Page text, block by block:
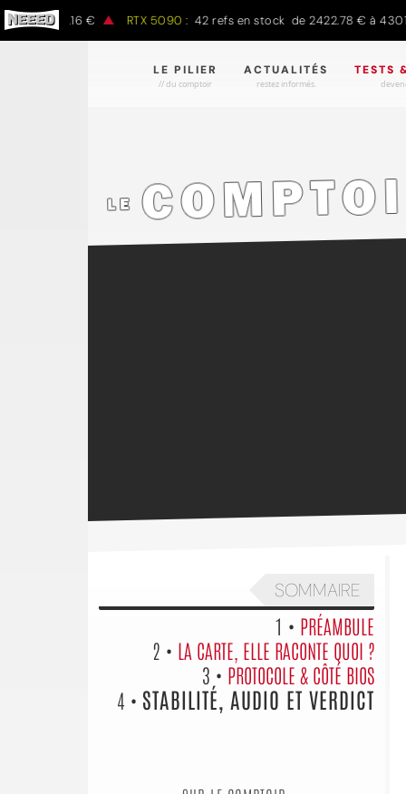
€ RTX 5090 : 42 refs en stock de 2422.78 € à 4301.97 €
LE PILIER
// du comptoir
ACTUALITÉS
restez informés.
TESTS
SOMMAIRE
1 • PRÉAMBULE
2 • LA CARTE, ELLE RACONTE QUOI ?
3 • PROTOCOLE & CÔTÉ BIOS
4 • STABILITÉ, AUDIO ET VERDICT